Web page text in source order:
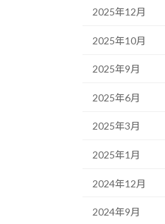
2025年12月
2025年10月
2025年9月
2025年6月
2025年3月
2025年1月
2024年12月
2024年9月